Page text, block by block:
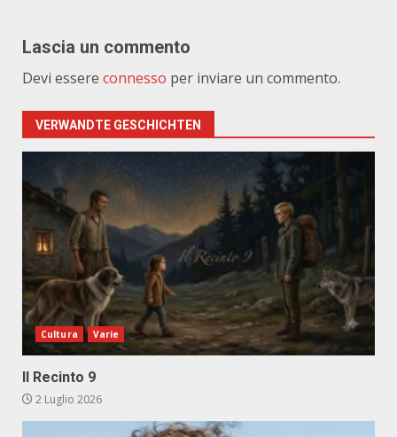
Lascia un commento
Devi essere connesso per inviare un commento.
VERWANDTE GESCHICHTEN
Cultura Varie
Il Recinto 9
2 Luglio 2026